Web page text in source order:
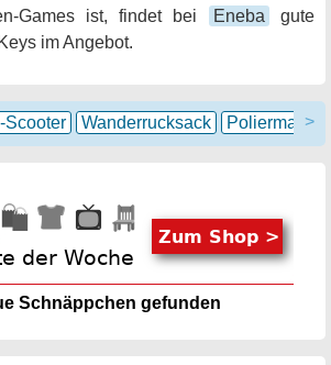
Games ist, findet bei
Eneba
gute
im Angebot.
>
Scooter Wanderrucksack
Schnäppchen gefunden